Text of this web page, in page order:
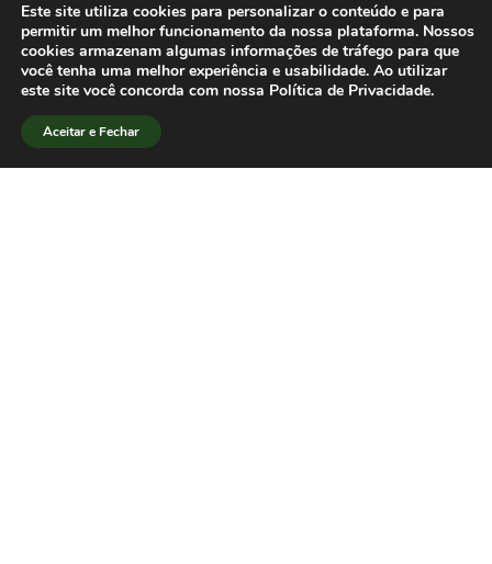
cmmota@terra.com.br.
Para mais informações, entre em
contato com a Editora Executiva da
BJR, Beatriz Becker pelo endereço
beatrizbecker@uol.com.br.
Este site utiliza cookies para personalizar o conteúdo e para
permitir um melhor funcionamento da nossa plataforma. Nossos
cookies armazenam algumas informações de tráfego para que
você tenha uma melhor experiência e usabilidade. Ao utilizar
este site você concorda com nossa Política de Privacidade.
Aceitar e Fechar